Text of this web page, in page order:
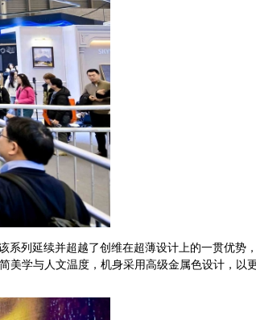
列延续并超越了创维在超薄设计上的一贯优势
学与人文温度，机身采用高级金属色设计，以